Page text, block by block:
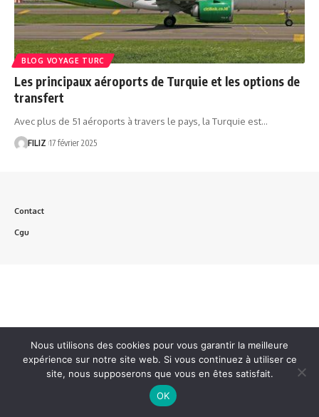
BLOG VOYAGE TURC
Les principaux aéroports de Turquie et les options de
transfert
Avec plus de 51 aéroports à travers le pays, la Turquie est…
FILIZ 17 février 2025
Contact
Cgu
Nous utilisons des cookies pour vous garantir la meilleure
expérience sur notre site web. Si vous continuez à utiliser ce
site, nous supposerons que vous en êtes satisfait.
OK